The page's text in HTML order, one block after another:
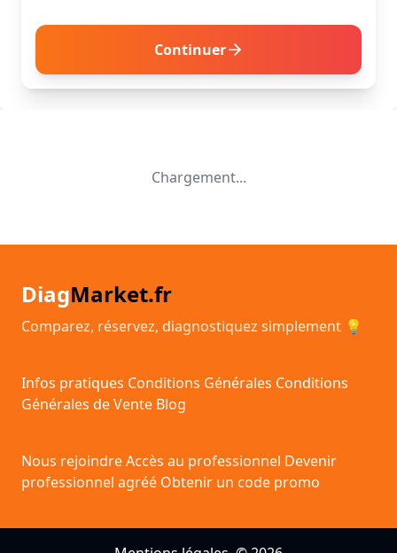
Continuer
Chargement...
DiagMarket.fr
Comparez, réservez, diagnostiquez simplement 💡
Infos pratiques Conditions Générales Conditions
Générales de Vente Blog
Nous rejoindreAccès au professionnel Devenir
professionnel agréé Obtenir un code promo